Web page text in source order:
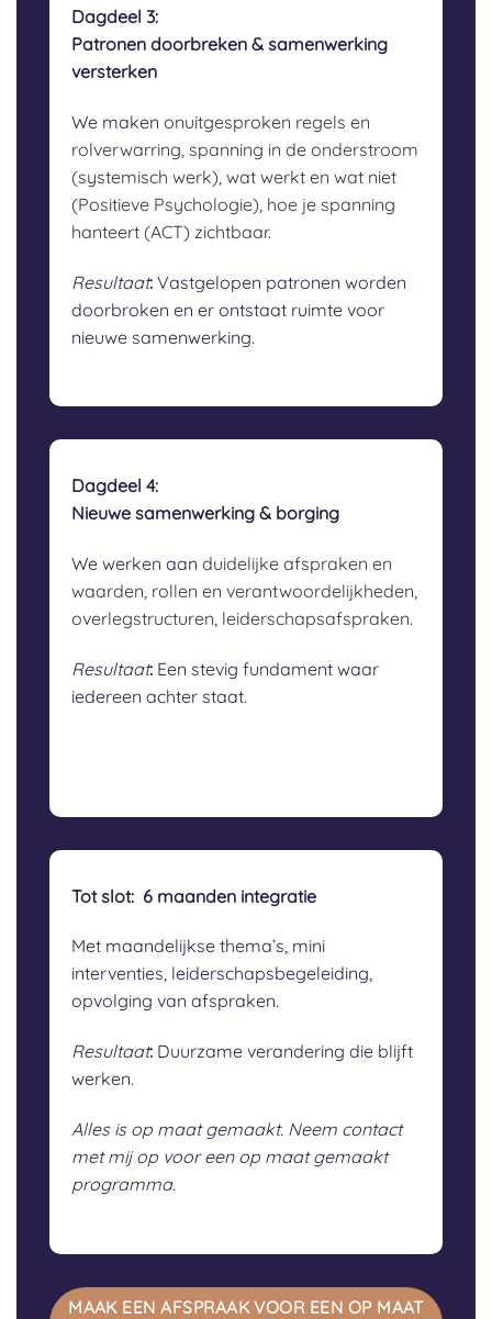
Dagdeel 3:
Patronen doorbreken & samenwerking
versterken
We maken onuitgesproken regels en
rolverwarring, spanning in de onderstroom
(systemisch werk), wat werkt en wat niet
(Positieve Psychologie), hoe je spanning
hanteert (ACT) zichtbaar.
Resultaat: Vastgelopen patronen worden
doorbroken en er ontstaat ruimte voor
nieuwe samenwerking.
Dagdeel 4:
Nieuwe samenwerking & borging
We werken aan duidelijke afspraken en
waarden, rollen en verantwoordelijkheden,
overlegstructuren, leiderschapsafspraken.
Resultaat: Een stevig fundament waar
iedereen achter staat.
Tot slot: 6 maanden integratie
Met maandelijkse thema’s, mini
interventies, leiderschapsbegeleiding,
opvolging van afspraken.
Resultaat: Duurzame verandering die blijft
werken.
Alles is op maat gemaakt. Neem contact
met mij op voor een op maat gemaakt
programma.
MAAK EEN AFSPRAAK VOOR EEN OP MAAT